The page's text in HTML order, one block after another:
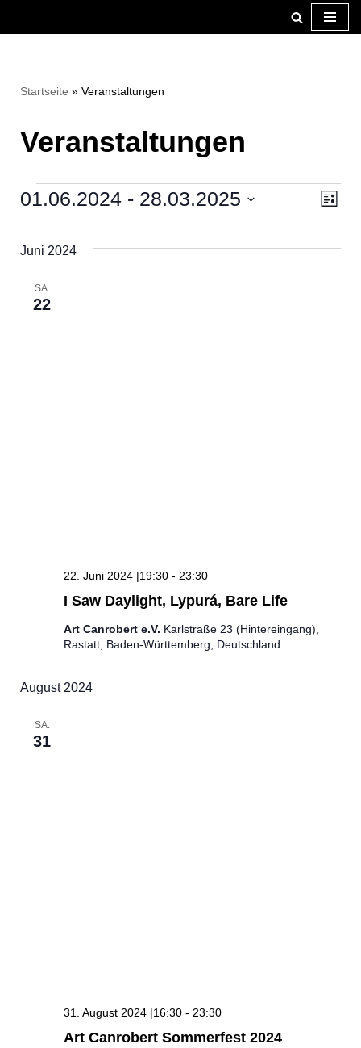
Startseite » Veranstaltungen
Veranstaltungen
Liste
01.06.2024 - 28.03.2025
Juni 2024
SA.
22
I Saw Daylight, Lypurá, Bare Life
22. Juni 2024 |19:30 - 23:30
Art Canrobert e.V. Karlstraße 23 (Hintereingang),
Rastatt, Baden-Württemberg, Deutschland
August 2024
SA.
31
Art Canrobert Sommerfest 2024
31. August 2024 |16:30 - 23:30